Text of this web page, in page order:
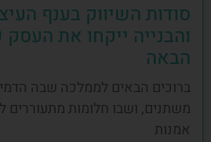
סודות השיווק בענף
והבנייה ייקחו את
הבאה
ברוכים הבאים לממלכה שבה
משתנים, ושבו חלומות מתעוררים
אמנות